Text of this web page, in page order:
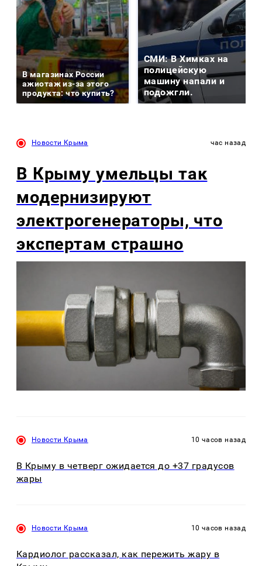
В магазинах России
ажиотаж из-за этого
продукта: что купить?
СМИ: В Химках на
полицейскую
машину напали и
подожгли.
Новости Крыма час назад
В Крыму умельцы так
модернизируют
электрогенераторы, что
экспертам страшно
Новости Крыма 10 часов назад
В Крыму в четверг ожидается до +37 градусов
жары
Новости Крыма 10 часов назад
Кардиолог рассказал, как пережить жару в